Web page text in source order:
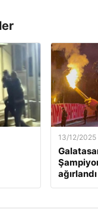
13/12/2025
ağırlandı